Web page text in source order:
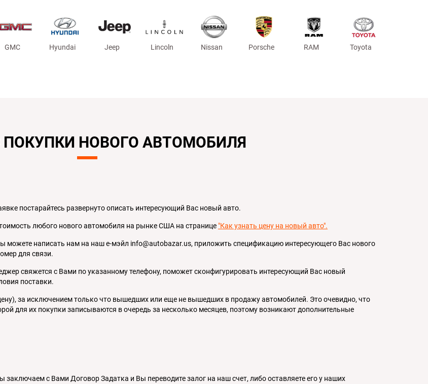
GMC Hyundai Jeep Lincoln Nissan Porsche RAM Toyota
НОВОГО АВТОМОБИЛЯ
постарайтесь развернуто описать интересующий Вас новый авто.
любого нового автомобиля на рынке США на странице "Как узнать цену на новый авто".
можете написать нам на наш е-мэйл info@autobazar.us, приложить спецификацию интересующего Вас нового
для связи.
свяжется с Вами по указанному телефону, поможет сконфигурировать интересующий Вас новый
поставки.
за исключением только что вышедших или еще не вышедших в продажу автомобилей. Это очевидно, что
для их покупки записываются в очередь за несколько месяцев, поэтому возникают дополнительные
заключаем с Вами Договор Задатка и Вы переводите залог на наш счет, либо оставляете его у наших